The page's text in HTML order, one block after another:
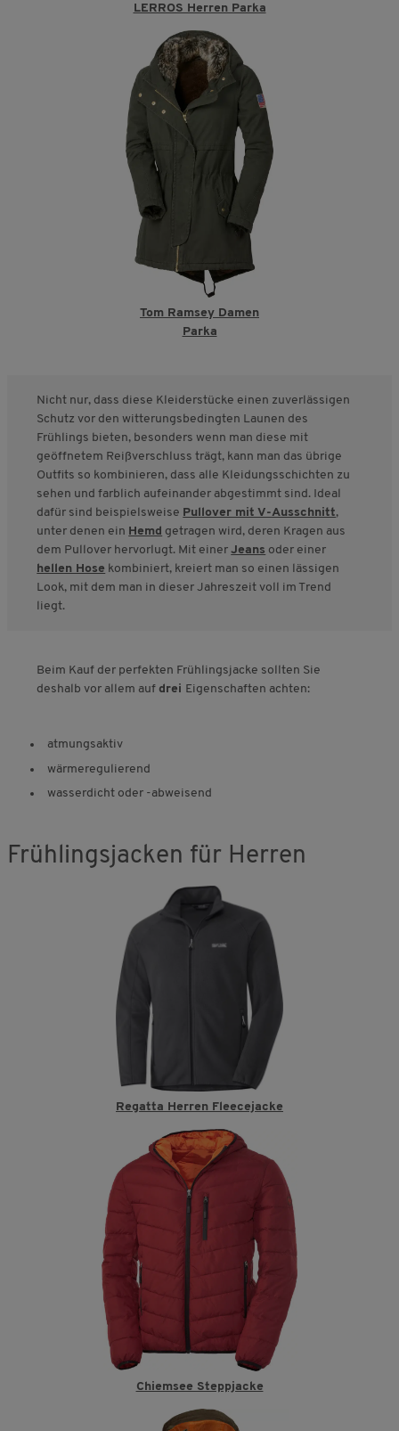
LERROS Herren Parka
Tom Ramsey Damen
Parka
Nicht nur, dass diese Kleiderstücke einen zuverlässigen
Schutz vor den witterungsbedingten Launen des
Frühlings bieten, besonders wenn man diese mit
geöffnetem Reißverschluss trägt, kann man das übrige
Outfits so kombinieren, dass alle Kleidungsschichten zu
sehen und farblich aufeinander abgestimmt sind. Ideal
dafür sind beispielsweise Pullover mit V-Ausschnitt,
unter denen ein Hemd getragen wird, deren Kragen aus
dem Pullover hervorlugt. Mit einerJeans oder einer
hellen Hose kombiniert, kreiert man so einen lässigen
Look, mit dem man in dieser Jahreszeit voll im Trend
liegt.
Beim Kauf der perfekten Frühlingsjacke sollten Sie
deshalb vor allem auf drei Eigenschaften achten:
atmungsaktiv
wärmeregulierend
wasserdicht oder -abweisend
Frühlingsjacken für Herren
Regatta Herren Fleecejacke
Chiemsee Steppjacke